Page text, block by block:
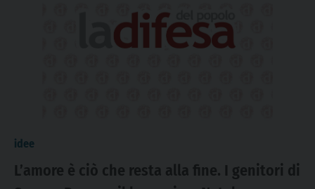
idee
L’amore è ciò che resta alla fine. I genitori di